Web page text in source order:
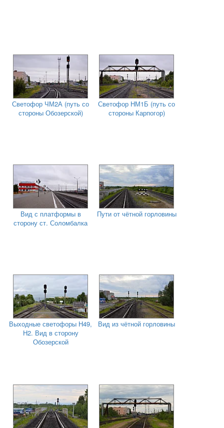
Светофор ЧМ2А (путь со
стороны Обозерской)
Светофор НМ1Б (путь со
стороны Карпогор)
Вид с платформы в
сторону ст. Соломбалка
Пути от чётной горловины
Выходные светофоры Н49,
Н2. Вид в сторону
Обозерской
Вид из чётной горловины